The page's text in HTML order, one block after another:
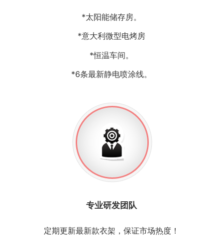
*太阳能储存房。
*意大利微型电烤房
*恒温车间。
*6条最新静电喷涂线。
专业研发团队
定期更新最新款衣架，保证市场热度！